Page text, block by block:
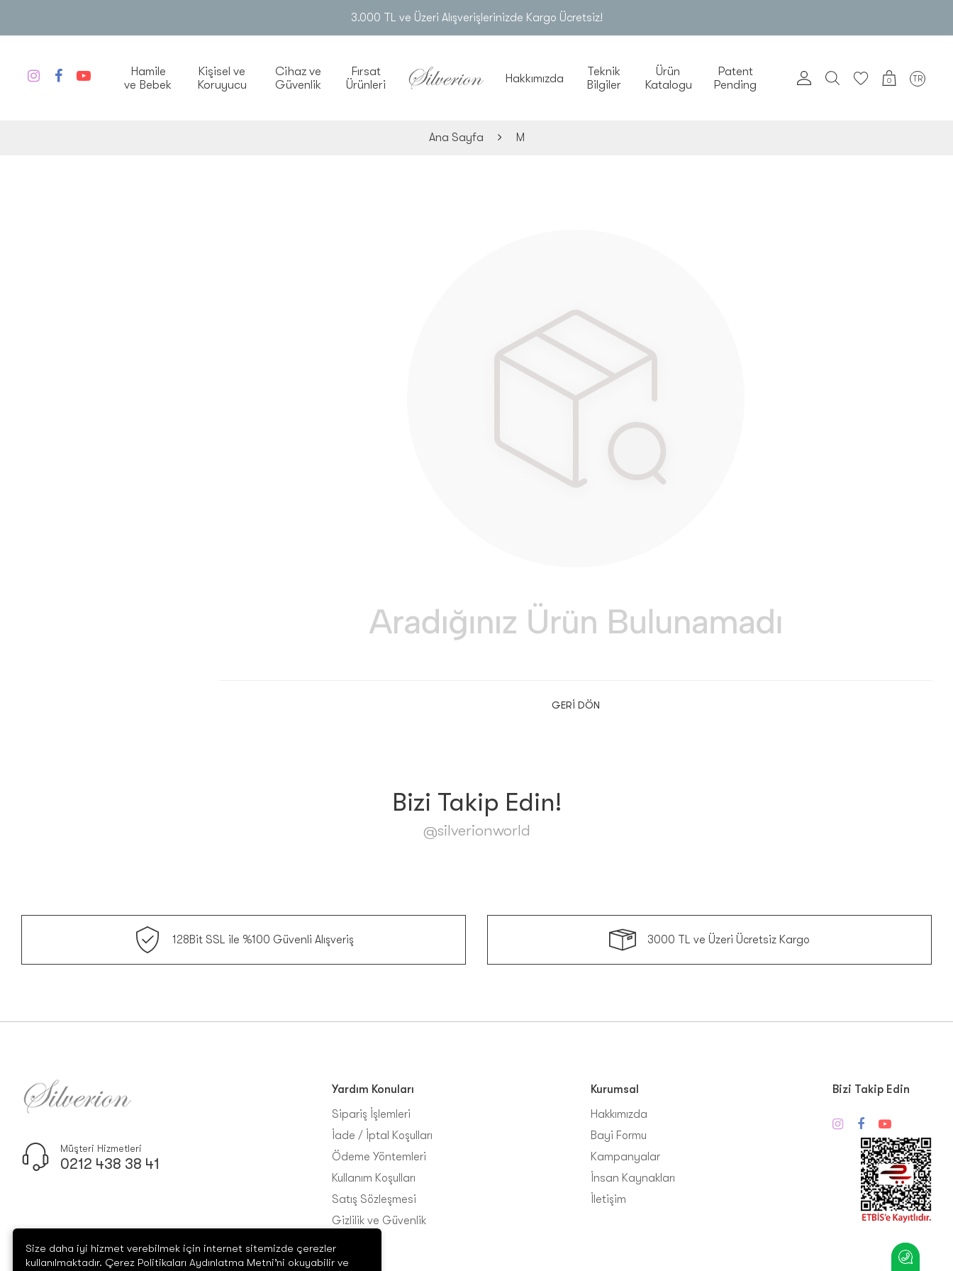
3.000 TL ve Üzeri Alışverişlerinizde Kargo Ücretsiz!
0 TR
Hamile
ve Bebek
Kişisel ve
Koruyucu
Cihaz ve
Güvenlik
Fırsat
Ürünleri
Hakkımızda
Teknik
Bilgiler
Ürün
Katalogu
Patent
Pending
Ana Sayfa M
GERI DÖN
Bizi Takip Edin!
@silverionworld
128Bit SSL ile %100 Güvenli Alışveriş 3000 TL ve Üzeri Ücretsiz Kargo
Müşteri Hizmetleri
0212 438 38 41
Yardım Konuları
Sipariş İşlemleri
İade / İptal Koşulları
Ödeme Yöntemleri
Kullanım Koşulları
Satış Sözleşmesi
Gizlilik ve Güvenlik
Kurumsal
Hakkımızda
Bayi Formu
Kampanyalar
İnsan Kaynakları
İletişim
Bizi Takip Edin
Size daha iyi hizmet verebilmek için internet sitemizde çerezler
kullanılmaktadır. Çerez Politikaları Aydınlatma Metni’ni okuyabilir ve